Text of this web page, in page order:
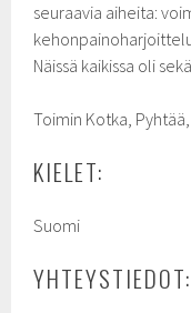
seuraavia aiheita:
Näissä kaikissa oli
Toimin Kotka,
KIELET:
Suomi
YHTEYSTIEDOT: